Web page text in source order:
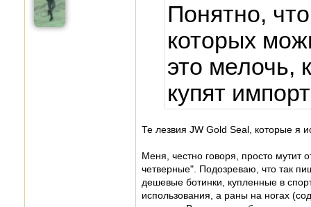
Понятно,
которых
это мелочь,
купят
Те лезвия JW Gold Seal, которые я
Меня, честно говоря, просто мутит
четверные". Подозреваю, что так
дешевые ботинки, купленные в
использования, а раны на ногах